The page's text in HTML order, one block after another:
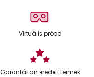
Virtuális próba
Garantáltan eredeti termék